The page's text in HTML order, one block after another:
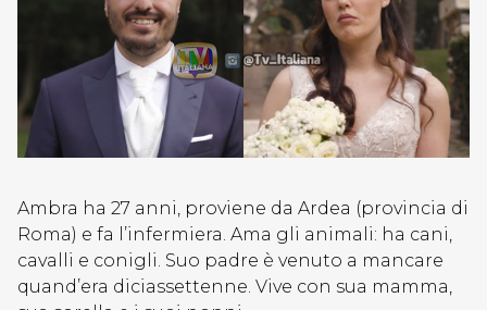
Ambra ha 27 anni, proviene da Ardea (provincia di
Roma) e fa l’infermiera. Ama gli animali: ha cani,
cavalli e conigli. Suo padre è venuto a mancare
quand’era diciassettenne. Vive con sua mamma,